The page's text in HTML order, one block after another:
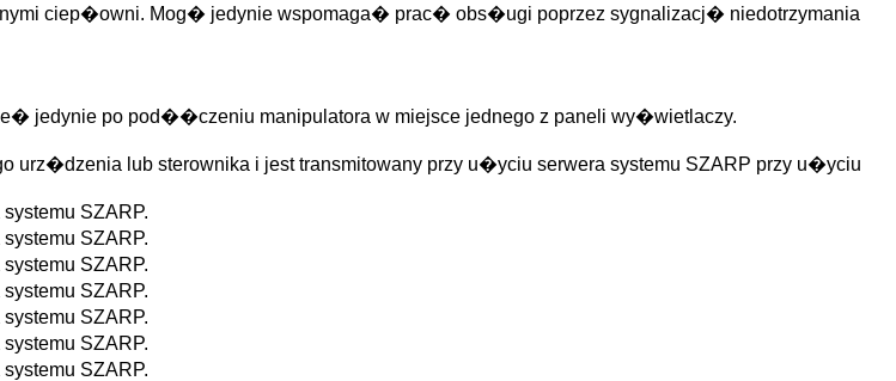
ciep�owni. Mog� jedynie wspomaga� prac� obs�ugi poprzez sygnalizacj� niedotrzymania
jedynie po pod��czeniu manipulatora w miejsce jednego z paneli wy�wietlaczy.
urz�dzenia lub sterownika i jest transmitowany przy u�yciu serwera systemu SZARP przy u�yciu
SZARP.
SZARP.
SZARP.
SZARP.
SZARP.
SZARP.
SZARP.